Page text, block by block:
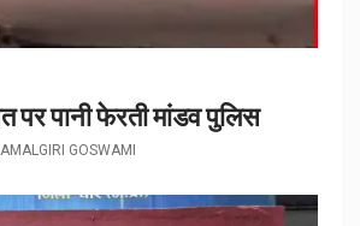
पर पानी फेरती मांडव पुलिस
GOSWAMI